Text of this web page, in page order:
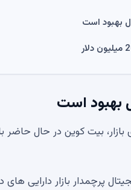
بهبود است
بهبود است
پرچمدار بازار دارایی های